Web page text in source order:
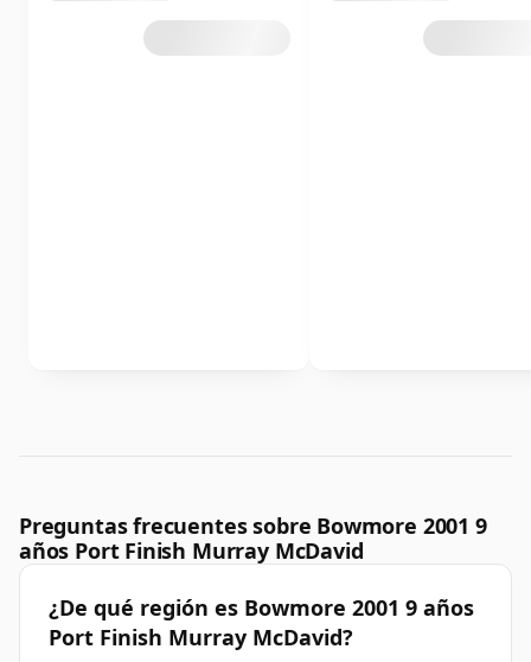
Preguntas frecuentes sobre Bowmore 2001 9
años Port Finish Murray McDavid
¿De qué región es Bowmore 2001 9 años
Port Finish Murray McDavid?